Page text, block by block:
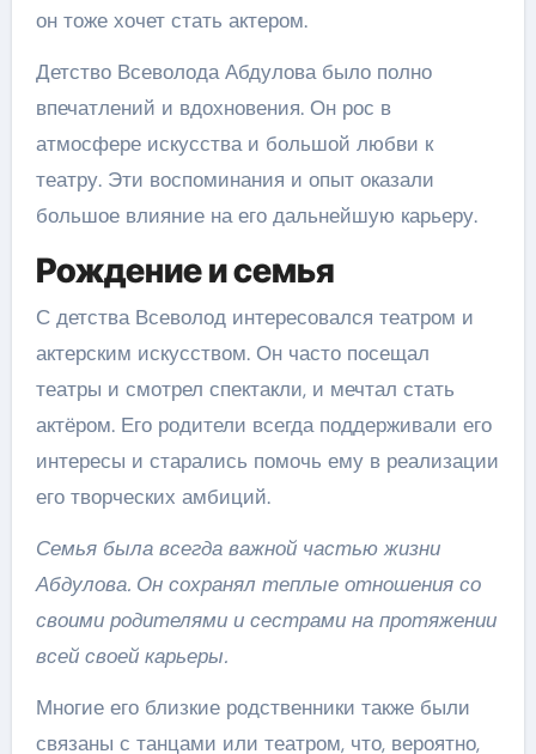
он тоже хочет стать актером.
Детство Всеволода Абдулова было полно
впечатлений и вдохновения. Он рос в
атмосфере искусства и большой любви к
театру. Эти воспоминания и опыт оказали
большое влияние на его дальнейшую карьеру.
Рождение и семья
С детства Всеволод интересовался театром и
актерским искусством. Он часто посещал
театры и смотрел спектакли, и мечтал стать
актёром. Его родители всегда поддерживали его
интересы и старались помочь ему в реализации
его творческих амбиций.
Семья была всегда важной частью жизни
Абдулова. Он сохранял теплые отношения со
своими родителями и сестрами на протяжении
всей своей карьеры.
Многие его близкие родственники также были
связаны с танцами или театром, что, вероятно,